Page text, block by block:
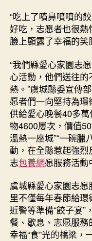
“吃上了噴鼻噴噴的
好吃，志愿者也很熱
臉上顯露了幸福的笑
“我們縣愛心家園志
心活動，他們送往
熱。”虞城縣委宣傳
愿者們一向堅持為
供給愛心晚餐40多
物4600屢次，價值
溫熱一座城”“一碗臘
動，在全縣惹起強
志包養網愿服務活動
虞城縣愛心家園志愿
里不僅每年春節給
近警等準備“餃子宴”
餐、歇息、志愿服
幸福“食”光的橋梁，